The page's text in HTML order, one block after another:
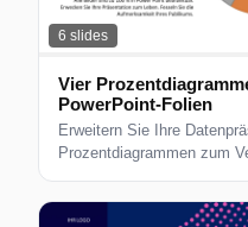
6 slides
Vier
PowerPoint-Folien
Erweitern Sie Ihre
Prozentdiagrammen zum